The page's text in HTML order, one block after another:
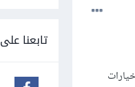
من 6 مشاريع ولايوجد خيارات
تابعنا على